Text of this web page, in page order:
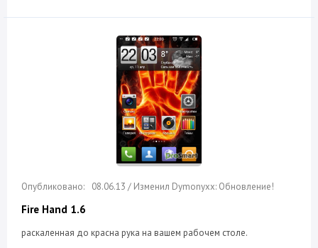
08.06.13 / Изменил Dymonyxx: Обновление!
Fire Hand 1.6
раскаленная до красна рука на вашем рабочем столе.